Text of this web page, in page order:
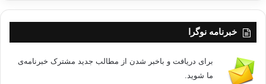
خبرنامه نوگرا
برای دریافت و باخبر شدن از مطالب جدید مشترک خبرنامه‌ی
ما شوید.